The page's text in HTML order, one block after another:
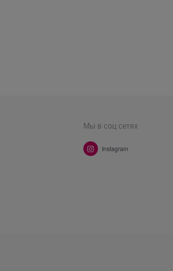
Мы в соц сетях
Instagram